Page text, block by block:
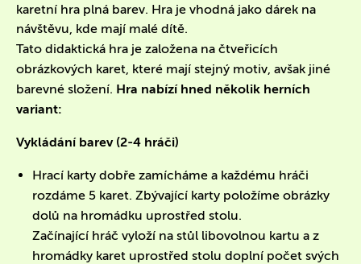
karetní hra plná barev. Hra je vhodná jako dárek na
návštěvu, kde mají malé dítě.
Tato didaktická hra je založena na čtveřicích
obrázkových karet, které mají stejný motiv, avšak jiné
barevné složení. Hra nabízí hned několik herních
variant:
Vykládání barev (2-4 hráči)
Hrací karty dobře zamícháme a každému hráči
rozdáme 5 karet. Zbývající karty položíme obrázky
dolů na hromádku uprostřed stolu.
Začínající hráč vyloží na stůl libovolnou kartu a z
hromádky karet uprostřed stolu doplní počet svých